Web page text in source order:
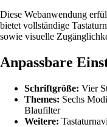
Diese Webanwendung
bietet vollständige
sowie visuelle
Anpassbare
Schriftgröße: Vier
Themes: Sechs
Blaufilter
Weitere: